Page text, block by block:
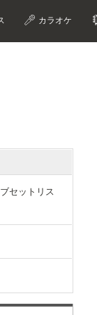
カラオケ
セットリス